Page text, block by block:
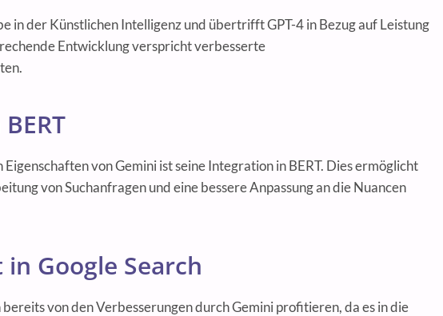
in der Künstlichen Intelligenz und übertrifft GPT-4 in Bezug auf Leistung
Entwicklung verspricht verbesserte
von Gemini ist seine Integration in BERT. Dies ermöglicht
von Suchanfragen und eine bessere Anpassung an die Nuancen
Google Search
von den Verbesserungen durch Gemini profitieren, da es in die